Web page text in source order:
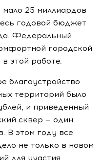
мало 25 миллиардов
годовой бюджет
Федеральный
городской
этой работе.
благоустройство
территорий было
и приведенный
сквер — один
В этом году все
не только в новом
для участия